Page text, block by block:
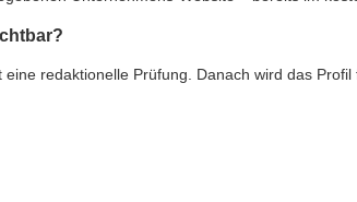
redaktionelle Prüfung. Danach wird das